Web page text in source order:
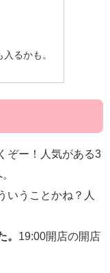
るかも。
ぞー！人気がある3
うことかね？人
。 19:00開店の開店